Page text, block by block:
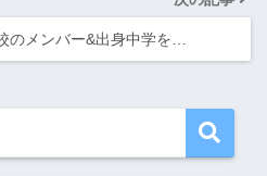
のメンバー&出身中学を…